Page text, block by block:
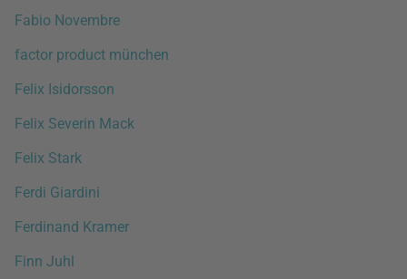
Fabio Novembre
factor product münchen
Felix Isidorsson
Felix Severin Mack
Felix Stark
Ferdi Giardini
Ferdinand Kramer
Finn Juhl